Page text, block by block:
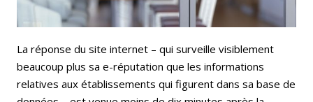
La réponse du site internet – qui surveille visiblement
beaucoup plus sa e-réputation que les informations
relatives aux établissements qui figurent dans sa base de